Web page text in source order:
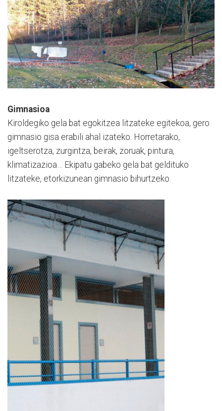
Gimnasioa
Kiroldegiko gela bat egokitzea litzateke egitekoa, gero
gimnasio gisa erabili ahal izateko. Horretarako,
igeltserotza, zurgintza, beirak, zoruak, pintura,
klimatizazioa… Ekipatu gabeko gela bat geldituko
litzateke, etorkizunean gimnasio bihurtzeko.